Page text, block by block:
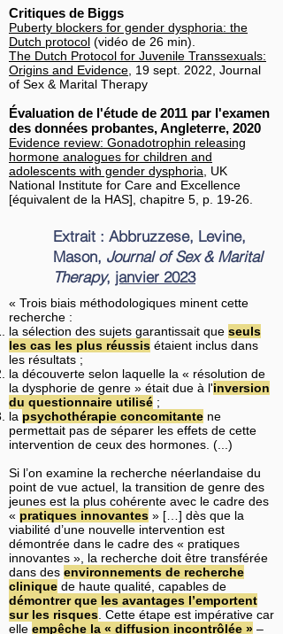
Critiques de Biggs
Puberty blockers for gender dysphoria: the
Dutch protocol (vidéo de 26 min).
The Dutch Protocol for Juvenile Transsexuals:
Origins and Evidence , 19 sept. 2022, Journal
of Sex & Marital Therapy
Évaluation de l'étude de 2011 par l'examen
des données probantes, Angleterre, 2020
Evidence review: Gonadotrophin releasing
hormone analogues for children and
adolescents with gender dysphoria , UK
National Institute for Care and Excellence
[équivalent de la HAS], chapitre 5, p. 19-26.
Extrait : Abbruzzese, Levine,
Mason, Journal of Sex & Marital
Therapy, janvier 2023
« Trois biais méthodologiques minent cette
recherche :
la sélection des sujets garantissait que seuls
les cas les plus réussis étaient inclus dans
les résultats ;
la découverte selon laquelle la « résolution de
la dysphorie de genre » était due à l'inversion
du questionnaire utilisé ;
la psychothérapie concomitante ne
permettait pas de séparer les effets de cette
intervention de ceux des hormones. (...)
Si l’on examine la recherche néerlandaise du
point de vue actuel, la transition de genre des
jeunes est la plus cohérente avec le cadre des
« pratiques innovantes » […] dès que la
viabilité d’une nouvelle intervention est
démontrée dans le cadre des « pratiques
innovantes », la recherche doit être transférée
dans des environnements de recherche
clinique de haute qualité, capables de
démontrer que les avantages l’emportent
sur les risques . Cette étape est impérative car
elle empêche la « diffusion incontrôlée » –